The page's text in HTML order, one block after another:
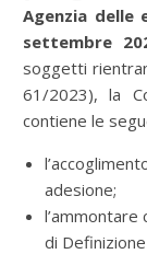
Agenzia delle
settembre
soggetti
61/2023), la
contiene le
adesione;
di